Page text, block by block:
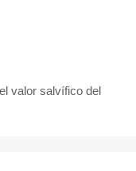
valor salvífico del